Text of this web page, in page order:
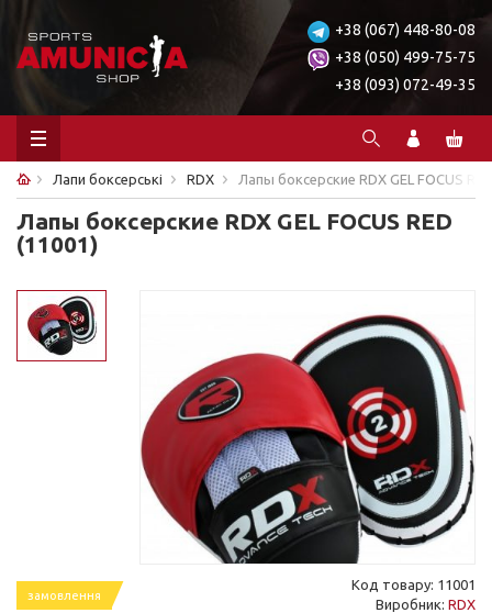
+38 (067) 448-80-08
+38 (050) 499-75-75
+38 (093) 072-49-35
Лапи боксерські RDX Лапы боксерские RDX GEL FOCUS
Лапы боксерские RDX GEL FOCUS RED
(11001)
замовлення
Код товару: 11001
Виробник: RDX